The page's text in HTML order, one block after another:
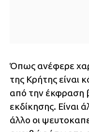
Όπως ανέφερε
της Κρήτης είναι
από την έκφραση
εκδίκησης. Είναι
άλλο οι